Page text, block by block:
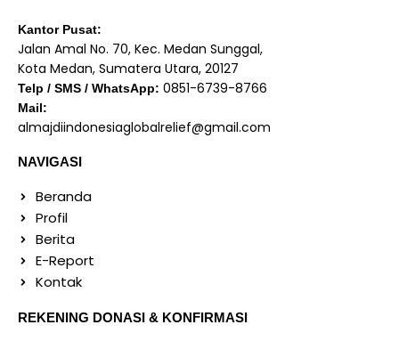
Kantor Pusat:
Jalan Amal No. 70, Kec. Medan Sunggal,
Kota Medan, Sumatera Utara, 20127
Telp / SMS / WhatsApp: 0851-6739-8766
Mail:
almajdiindonesiaglobalrelief@gmail.com
NAVIGASI
Beranda
Profil
Berita
E-Report
Kontak
REKENING DONASI & KONFIRMASI